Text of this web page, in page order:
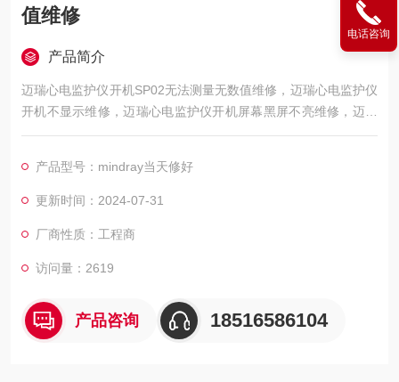
值维修
产品简介
迈瑞心电监护仪开机SP02无法测量无数值维修，迈瑞心电监护仪
开机不显示维修，迈瑞心电监护仪开机屏幕黑屏不亮维修，迈瑞
心电监护仪开机屏幕显示白屏/花屏维修，迈瑞心电监护仪开机屏
屏幕显示的呼吸波行弱/呼吸信号弱维修，迈瑞心电监护仪心电扫
描基线漂移/漂触显示屏区域维修，迈瑞心电监护仪模块通讯异常
产品型号：mindray当天修好
更新时间：2024-07-31
厂商性质：工程商
访问量：2619
产品咨询 18516586104
电话咨询